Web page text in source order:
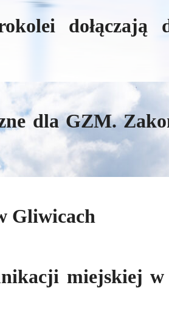
dołączają
dla GZM.
Gliwicach
miejskiej w